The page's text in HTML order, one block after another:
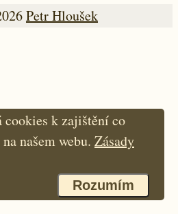
Petr Hloušek
cookies k zajištění co
našem webu. Zásady
Rozumím